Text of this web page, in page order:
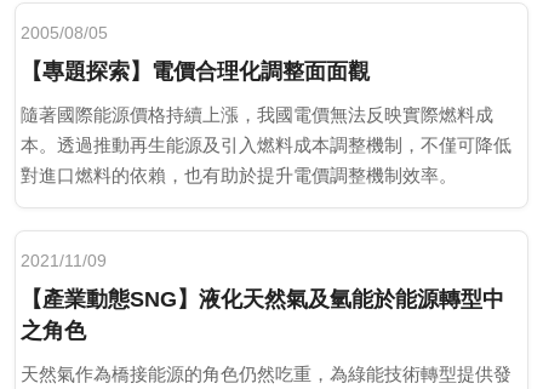
2005/08/05
【專題探索】電價合理化調整面面觀
隨著國際能源價格持續上漲，我國電價無法反映實際燃料成
本。透過推動再生能源及引入燃料成本調整機制，不僅可降低
對進口燃料的依賴，也有助於提升電價調整機制效率。
2021/11/09
【產業動態SNG】液化天然氣及氫能於能源轉型中
之角色
天然氣作為橋接能源的角色仍然吃重，為綠能技術轉型提供發